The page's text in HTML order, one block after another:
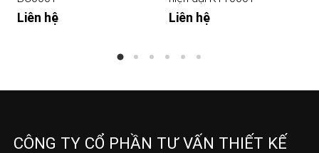
Liên hệ Liên hệ
CÔNG TY CỔ PHẦN TƯ VẤN THIẾT KẾ